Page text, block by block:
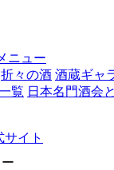
ニュー
折々の酒 酒蔵ギャ
覧 日本名門酒会